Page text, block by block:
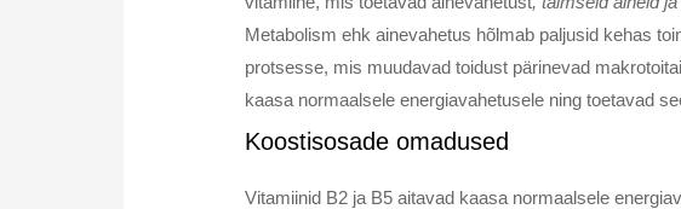
Metabolism ehk ainevahetus hõlmab paljusid kehas
protsesse, mis muudavad toidust pärinevad
kaasa normaalsele energiavahetusele ning toetavad
Koostisosade omadused
Vitamiinid B2 ja B5 aitavad kaasa normaalsele